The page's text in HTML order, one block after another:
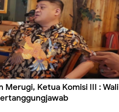
Merugi, Ketua Komisi III : Wali